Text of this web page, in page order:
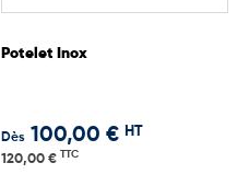
Potelet Inox
Dès 100,00 € HT
120,00 € TTC